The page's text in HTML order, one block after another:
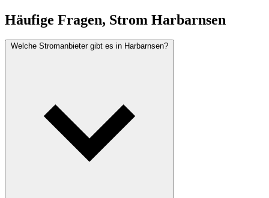
Häufige Fragen, Strom Harbarnsen
Welche Stromanbieter gibt es in Harbarnsen?